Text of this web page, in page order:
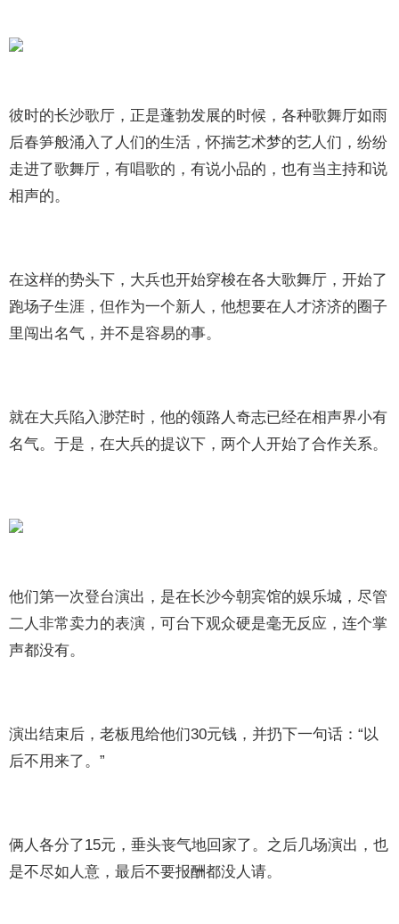
彼时的长沙歌厅，正是蓬勃发展的时候，各种歌舞厅如雨
后春笋般涌入了人们的生活，怀揣艺术梦的艺人们，纷纷
走进了歌舞厅，有唱歌的，有说小品的，也有当主持和说
相声的。
在这样的势头下，大兵也开始穿梭在各大歌舞厅，开始了
跑场子生涯，但作为一个新人，他想要在人才济济的圈子
里闯出名气，并不是容易的事。
就在大兵陷入渺茫时，他的领路人奇志已经在相声界小有
名气。于是，在大兵的提议下，两个人开始了合作关系。
他们第一次登台演出，是在长沙今朝宾馆的娱乐城，尽管
二人非常卖力的表演，可台下观众硬是毫无反应，连个掌
声都没有。
演出结束后，老板甩给他们30元钱，并扔下一句话：“以
后不用来了。”
俩人各分了15元，垂头丧气地回家了。之后几场演出，也
是不尽如人意，最后不要报酬都没人请。